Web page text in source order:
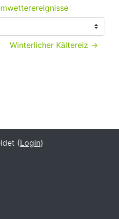
Winterlicher Kältereiz →
(Login)